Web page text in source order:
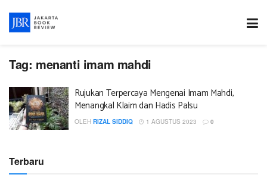
Tag: menanti imam mahdi
Rujukan Terpercaya Mengenai Imam Mahdi,
Menangkal Klaim dan Hadis Palsu
OLEH RIZAL SIDDIQ 1 AGUSTUS 2023 0
Terbaru